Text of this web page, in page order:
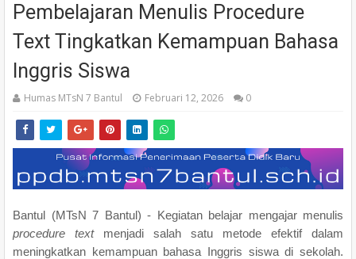
Pembelajaran Menulis Procedure
Text Tingkatkan Kemampuan Bahasa
Inggris Siswa
Humas MTsN 7 Bantul Februari 12, 2026 0
Bantul (MTsN 7 Bantul) - Kegiatan belajar mengajar menulis
procedure textmenjadi salah satu metode efektif dalam
meningkatkan kemampuan bahasa Inggris siswa di sekolah.